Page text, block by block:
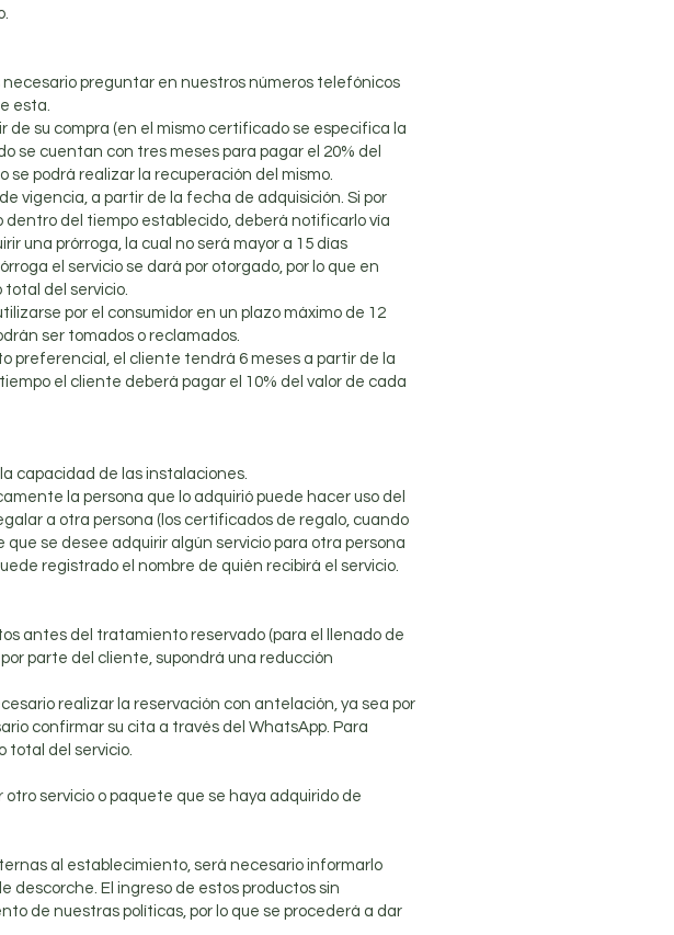
necesario preguntar en nuestros números telefónicos
esta.
su compra (en el mismo certificado se especifica la
se cuentan con tres meses para pagar el 20% del
se podrá realizar la recuperación del mismo.
vigencia, a partir de la fecha de adquisición. Si por
del tiempo establecido, deberá notificarlo vía
una prórroga, la cual no será mayor a 15 días
el servicio se dará por otorgado, por lo que en
total del servicio.
por el consumidor en un plazo máximo de 12
ser tomados o reclamados.
preferencial, el cliente tendrá 6 meses a partir de la
el cliente deberá pagar el 10% del valor de cada
capacidad de las instalaciones.
la persona que lo adquirió puede hacer uso del
a otra persona (los certificados de regalo, cuando
se desee adquirir algún servicio para otra persona
registrado el nombre de quién recibirá el servicio.
antes del tratamiento reservado (para el llenado de
parte del cliente, supondrá una reducción
realizar la reservación con antelación, ya sea por
confirmar su cita a través del WhatsApp. Para
total del servicio.
servicio o paquete que se haya adquirido de
al establecimiento, será necesario informarlo
descorche. El ingreso de estos productos sin
de nuestras políticas, por lo que se procederá a dar